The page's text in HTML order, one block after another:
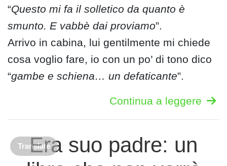
“Questo mi fa il solletico da quanto è
smunto. E vabbè dai proviamo”.
Arrivo in cabina, lui gentilmente mi chiede
cosa voglio fare, io con un po’ di tono dico
“gambe e schiena… un defaticante”.
Continua a leggere
Era suo padre: un
Translate